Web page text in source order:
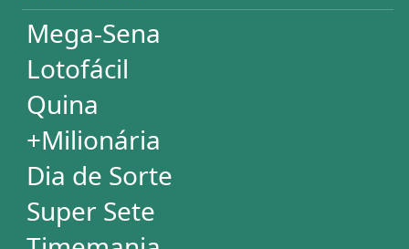
DESDOBRAMENTOS
Mega-Sena
Lotofácil
Quina
+Milionária
Dia de Sorte
Timemania